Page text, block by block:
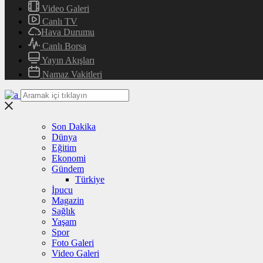
Video Galeri
Canlı TV
Hava Durumu
Canlı Borsa
Yayın Akışları
Namaz Vakitleri
Son Dakika
Dünya
Eğitim
Ekonomi
Gündem
Türkiye
İpucu
Magazin
Sağlık
Yaşam
Spor
Foto Galeri
Video Galeri